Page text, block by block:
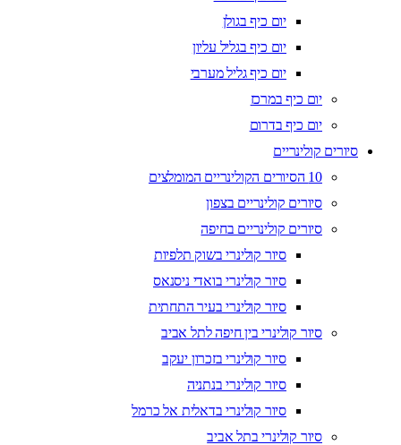
יום כיף בגולן
יום כיף בגליל עליון
יום כיף גליל מערבי
יום כיף במרכז
יום כיף בדרום
סיורים קולינריים
10 הסיורים הקולינריים המומלצים
סיורים קולינריים בצפון
סיורים קולינריים בחיפה
סיור קולינרי בשוק תלפיות
סיור קולינרי בואדי ניסנאס
סיור קולינרי בעיר התחתית
סיור קולינרי בין חיפה לתל אביב
סיור קולינרי בזכרון יעקב
סיור קולינרי בנתניה
סיור קולינרי בדאלית אל כרמל
סיור קולינרי בתל אביב